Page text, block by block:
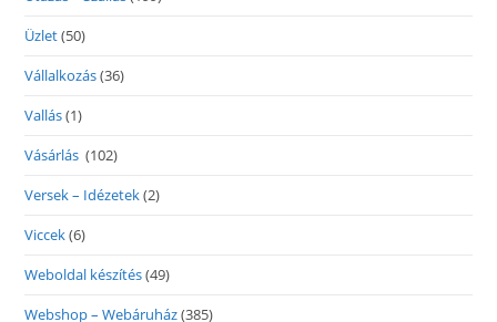
Üzlet(50)
Vállalkozás(36)
Vallás(1)
Vásárlás (102)
Versek – Idézetek(2)
Viccek(6)
Weboldal készítés(49)
Webshop – Webáruház(385)